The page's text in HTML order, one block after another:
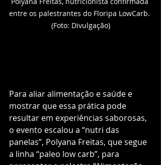
entre os palestrantes do Floripa LowCarb.
(Foto: Divulgação)
Para aliar alimentação e saúde e
mostrar que essa prática pode
resultar em experiências saborosas,
o evento escalou a “nutri das
panelas”, Polyana Freitas, que segue
a linha “paleo low carb”, para